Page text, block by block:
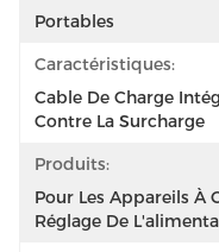
Portables
Caractéristiques:
Cable De Charge
Contre La Surcharge
Produits:
Pour Les Appareils À
Réglage De